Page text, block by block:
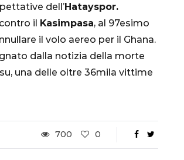
dell’Hatayspor.
il Kasimpasa, al 97esimo
il volo aereo per il Ghana.
dalla notizia della morte
una delle oltre 36mila vittime
700 0
Qatar 2022, Brasile
già qualificato agli
Ottavi di Finale